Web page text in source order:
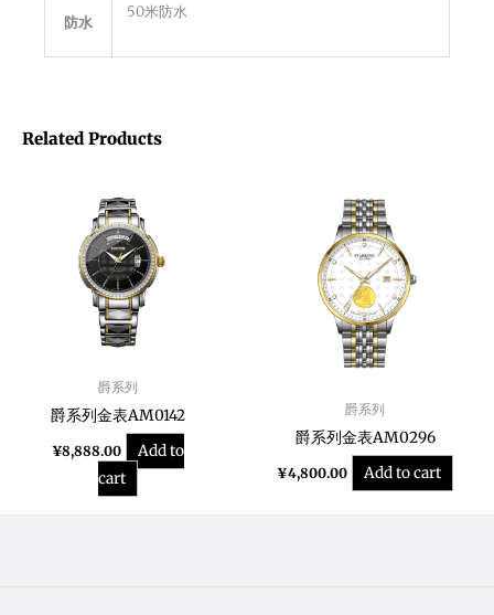
防水
50米防水
Related Products
爵系列
爵系列金表AM0142
¥8,888.00
Add to
cart
爵系列
爵系列金表AM0296
¥4,800.00 Add to cart